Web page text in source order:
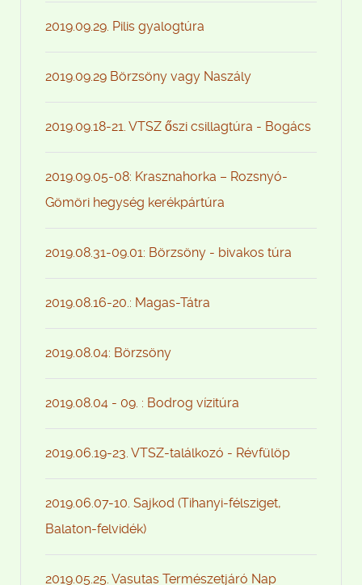
2019.09.29. Pilis gyalogtúra
2019.09.29 Börzsöny vagy Naszály
2019.09.18-21. VTSZ őszi csillagtúra - Bogács
2019.09.05-08: Krasznahorka – Rozsnyó-
Gömöri hegység kerékpártúra
2019.08.31-09.01: Börzsöny - bivakos túra
2019.08.16-20.: Magas-Tátra
2019.08.04: Börzsöny
2019.08.04 - 09. : Bodrog vízitúra
2019.06.19-23. VTSZ-találkozó - Révfülöp
2019.06.07-10. Sajkod (Tihanyi-félsziget,
Balaton-felvidék)
2019.05.25. Vasutas Természetjáró Nap